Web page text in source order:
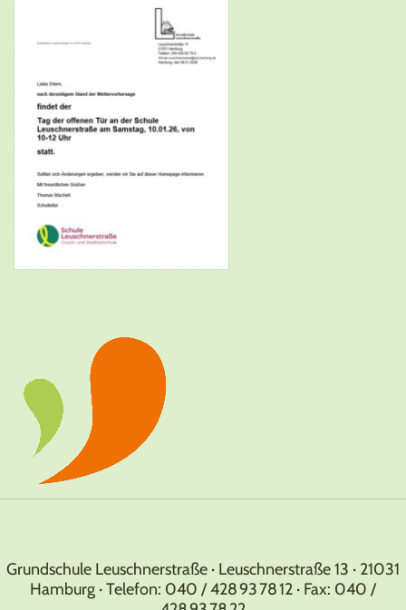
Grundschule Leuschnerstraße · Leuschnerstraße 13 · 21031
Hamburg · Telefon: 040 / 428 93 78 12 · Fax: 040 /